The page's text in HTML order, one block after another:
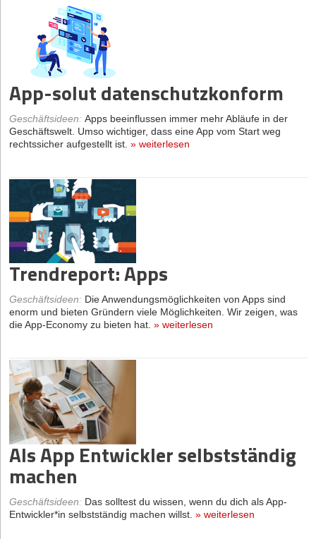
App-solut datenschutzkonform
Geschäftsideen: Apps beeinflussen immer mehr Abläufe in der
Geschäftswelt. Umso wichtiger, dass eine App vom Start weg
rechtssicher aufgestellt ist. » weiterlesen
Trendreport: Apps
Geschäftsideen: Die Anwendungsmöglichkeiten von Apps sind
enorm und bieten Gründern viele Möglichkeiten. Wir zeigen, was
die App-Economy zu bieten hat. » weiterlesen
Als App Entwickler selbstständig
machen
Geschäftsideen: Das solltest du wissen, wenn du dich als App-
Entwickler*in selbstständig machen willst. » weiterlesen